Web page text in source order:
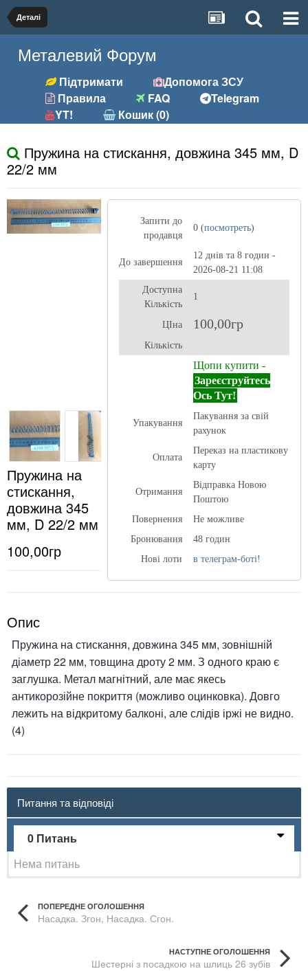
Деталі
Металевий Форум
Підтримати
Допомога ЗСУ
Правила
FAQ
Telegram
YT!
Кошик (0)
Пружина на стискання, довжина 345 мм, D
22/2 мм
Пружина на
стискання,
довжина 345
мм, D 22/2 мм
100,00гр
Запити до
продавця
0 (посмотреть)
До завершення
12 днів та 8 годин -
2026-08-21 11:08
Доступна
Кількість
1
ЦІна 100,00гр
Кількість
Щопи купити -
Зареєструйтесь
Ось Тут!
Упакування
Пакування за свій
рахунок
Оплата
Переказ на пластикову
карту
Отримання
Відправка Новою
Поштою
Повернення
Не можливе
Бронювання
48 годин
Нові лоти
в телеграм-боті!
Опис
Пружина на стискання, довжина 345 мм, зовнішній
діаметр 22 мм, товщина дроту 2 мм. З одного краю є
заглушка. Метал магнітний, але має якесь
антикорозійне покриття (можливо оцинковка). Довго
лежить на відкритому балконі, але слідів іржі не видно.
(4)
Питання та відповіді
0 Питань
Нема питань
ПОПЕРЕДНЕ ОГОЛОШЕННЯ
Насадка. Згон, Насадка. Сгон.
НАСТУПНЕ ОГОЛОШЕННЯ
Шестерні з посадкою на шлиць 26 зубів